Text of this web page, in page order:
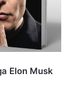
Elon Musk